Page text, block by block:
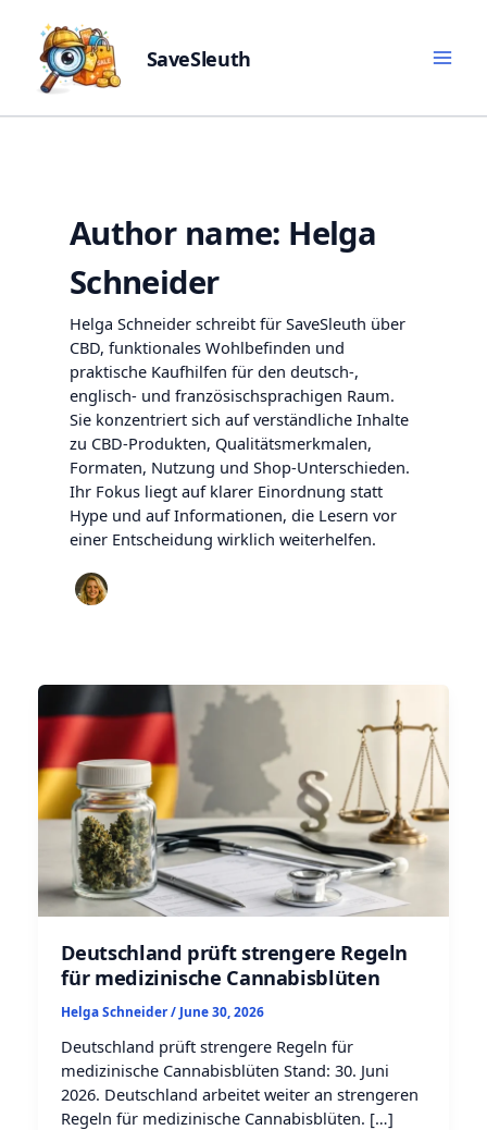
SaveSleuth
Author name: Helga
Schneider
Helga Schneider schreibt für SaveSleuth über
CBD, funktionales Wohlbefinden und
praktische Kaufhilfen für den deutsch-,
englisch- und französischsprachigen Raum.
Sie konzentriert sich auf verständliche Inhalte
zu CBD-Produkten, Qualitätsmerkmalen,
Formaten, Nutzung und Shop-Unterschieden.
Ihr Fokus liegt auf klarer Einordnung statt
Hype und auf Informationen, die Lesern vor
einer Entscheidung wirklich weiterhelfen.
Deutschland prüft strengere Regeln
für medizinische Cannabisblüten
Helga Schneider/ June 30, 2026
Deutschland prüft strengere Regeln für
medizinische Cannabisblüten Stand: 30. Juni
2026. Deutschland arbeitet weiter an strengeren
Regeln für medizinische Cannabisblüten. […]